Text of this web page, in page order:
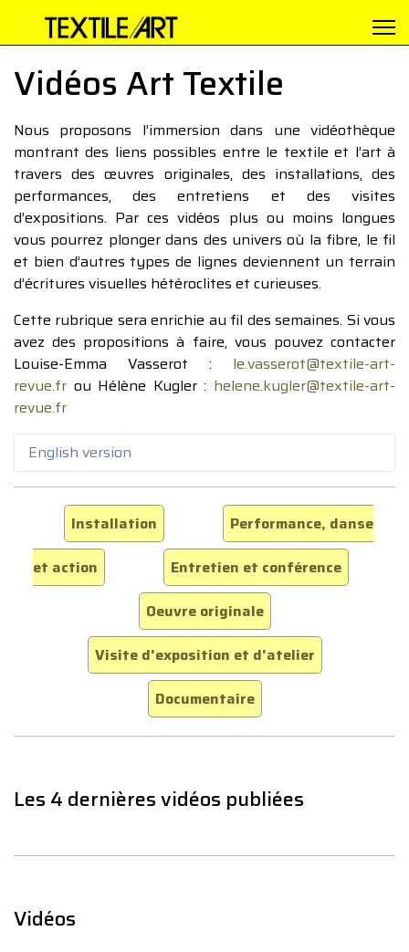
Vidéos Art Textile
Nous proposons l’immersion dans une vidéothèque
montrant des liens possibles entre le textile et l’art à
travers des œuvres originales, des installations, des
performances, des entretiens et des visites
d’expositions. Par ces vidéos plus ou moins longues
vous pourrez plonger dans des univers où la fibre, le fil
et bien d’autres types de lignes deviennent un terrain
d’écritures visuelles hétéroclites et curieuses.
Cette rubrique sera enrichie au fil des semaines. Si vous
avez des propositions à faire, vous pouvez contacter
Louise-Emma Vasserot : le.vasserot@textile-art-
revue.fr ou Hélène Kugler : helene.kugler@textile-art-
revue.fr
English version
Installation
Performance, danse
et action
Entretien et conférence
Oeuvre originale
Visite d'exposition et d'atelier
Documentaire
Les 4 dernières vidéos publiées
Vidéos